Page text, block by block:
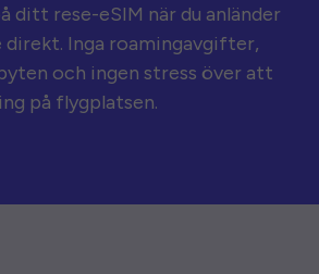
ditt rese-eSIM när du anländer
direkt. Inga roamingavgifter,
och ingen stress över att
på flygplatsen.